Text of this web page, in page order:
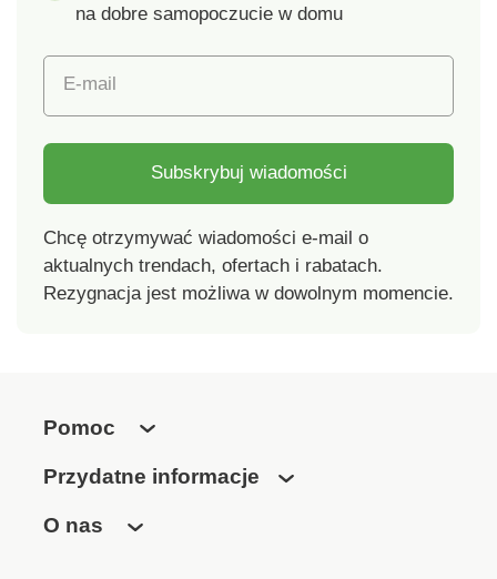
na dobre samopoczucie w domu
E-mail
Subskrybuj wiadomości
Chcę otrzymywać wiadomości e-mail o
aktualnych trendach, ofertach i rabatach.
Rezygnacja jest możliwa w dowolnym momencie.
Pomoc
Przydatne informacje
O nas